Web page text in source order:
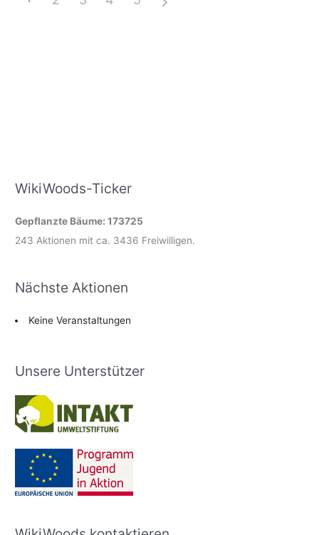
WikiWoods-Ticker
Gepflanzte Bäume: 173725
243 Aktionen mit ca. 3436 Freiwilligen.
Nächste Aktionen
Keine Veranstaltungen
Unsere Unterstützer